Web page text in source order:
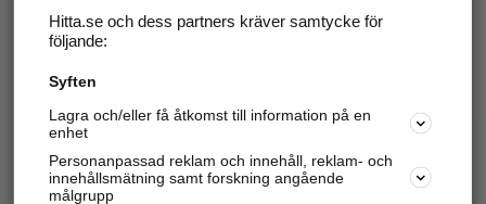
Hitta.se - Gratis nummerupplysning.
Sök företag, personer och platser.
Hitta telefonnummer, adresser, företagsinfo mm.
Hitta.se och dess partners kräver samtycke för
följande:
Syften
Lagra och/eller få åtkomst till information på en
enhet
Personanpassad reklam och innehåll, reklam- och
innehållsmätning samt forskning angående
målgrupp